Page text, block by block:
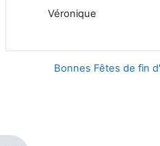
Véronique
Bonnes Fêtes de fin